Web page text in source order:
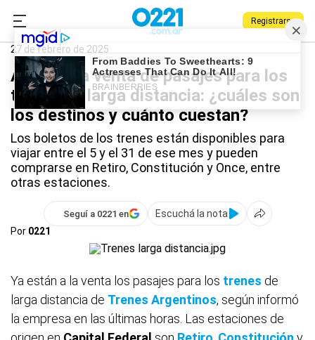
Registrarse
0221.com.ar
Trenes
27 de febrero de 2025
Arrancó la venta de pasajes para los
trenes de larga distancia: ¿cuáles son
los destinos y cuánto cuestan?
Los boletos de los trenes están disponibles para
viajar entre el 5 y el 31 de ese mes y pueden
comprarse en Retiro, Constitución y Once, entre
otras estaciones.
Seguí a 0221 en
Escuchá la nota
Por 0221
Ya están a la venta los pasajes para los trenes de
larga distancia de Trenes Argentinos, según informó
la empresa en las últimas horas. Las estaciones de